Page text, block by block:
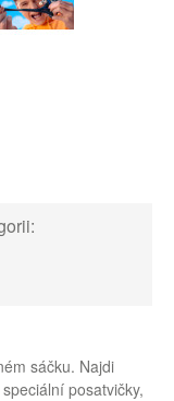
sáčku. Najdi
posatvičky,